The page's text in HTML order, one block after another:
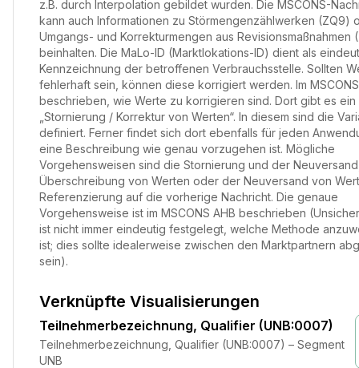
z.B. durch Interpolation gebildet wurden. Die MSCONS-
kann auch Informationen zu Störmengenzählwerken (ZQ9)
Umgangs- und Korrekturmengen aus Revisionsmaßnahmen
beinhalten. Die MaLo-ID (Marktlokations-ID) dient als
Kennzeichnung der betroffenen Verbrauchsstelle. Sollten
fehlerhaft sein, können diese korrigiert werden. Im
beschrieben, wie Werte zu korrigieren sind. Dort gibt es ein
„Stornierung / Korrektur von Werten“. In diesem sind die
definiert. Ferner findet sich dort ebenfalls für jeden
eine Beschreibung wie genau vorzugehen ist. Mögliche
Vorgehensweisen sind die Stornierung und der
Überschreibung von Werten oder der Neuversand von
Referenzierung auf die vorherige Nachricht. Die genaue
Vorgehensweise ist im MSCONS AHB beschrieben
ist nicht immer eindeutig festgelegt, welche Methode
ist; dies sollte idealerweise zwischen den Marktpartnern
sein).
Verknüpfte Visualisierungen
Teilnehmerbezeichnung, Qualifier (UNB:0007)
Teilnehmerbezeichnung, Qualifier (UNB:0007) – Segment
UNB